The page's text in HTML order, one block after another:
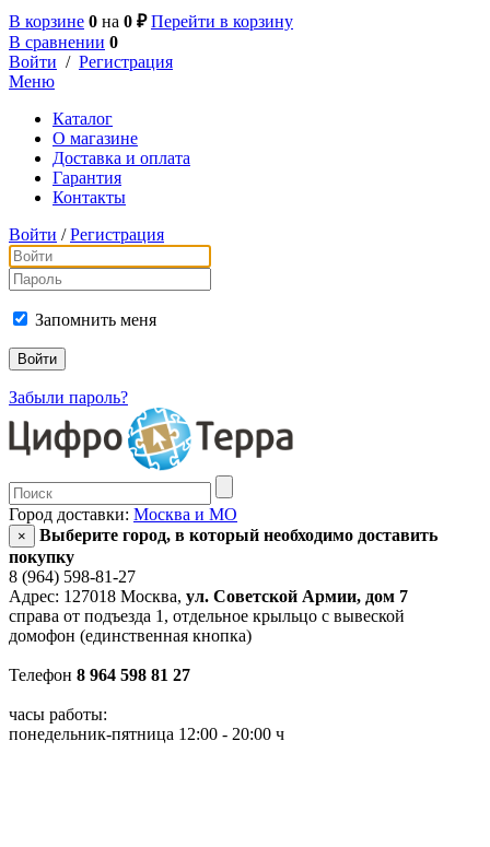
В корзине 0 на 0 ₽ Перейти в корзину
В сравнении 0
Войти / Регистрация
Меню
Каталог
О магазине
Доставка и оплата
Гарантия
Контакты
Войти / Регистрация
Запомнить меня
Забыли пароль?
Город доставки: Москва и МО
×
Выберите город, в который необходимо доставить
покупку
8 (964) 598-81-27
Адрес: 127018 Москва, ул. Советской Армии, дом 7
справа от подъезда 1, отдельное крыльцо с вывеской
домофон (единственная кнопка)
Телефон 8 964 598 81 27
часы работы:
понедельник-пятница 12:00 - 20:00 ч